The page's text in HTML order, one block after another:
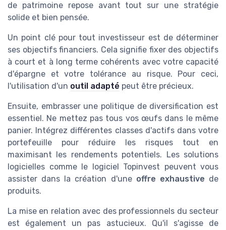
de patrimoine repose avant tout sur une stratégie
solide et bien pensée.
Un point clé pour tout investisseur est de déterminer
ses objectifs financiers. Cela signifie fixer des objectifs
à court et à long terme cohérents avec votre capacité
d'épargne et votre tolérance au risque. Pour ceci,
l'utilisation d'un outil adapté peut être précieux.
Ensuite, embrasser une politique de diversification est
essentiel. Ne mettez pas tous vos œufs dans le même
panier. Intégrez différentes classes d'actifs dans votre
portefeuille pour réduire les risques tout en
maximisant les rendements potentiels. Les solutions
logicielles comme le logiciel Topinvest peuvent vous
assister dans la création d'une offre exhaustive de
produits.
La mise en relation avec des professionnels du secteur
est également un pas astucieux. Qu'il s'agisse de